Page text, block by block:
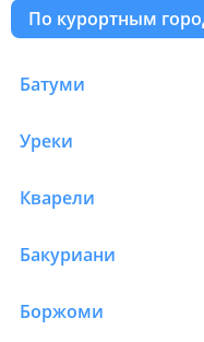
по курортным
Батуми
Уреки
Кварели
Бакуриани
Боржоми